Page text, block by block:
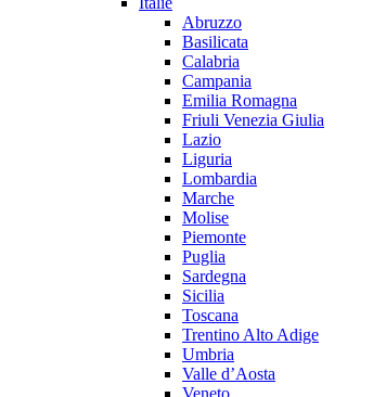
Abruzzo
Basilicata
Calabria
Campania
Emilia Romagna
Friuli Venezia Giulia
Lazio
Liguria
Lombardia
Marche
Molise
Piemonte
Puglia
Sardegna
Sicilia
Toscana
Trentino Alto Adige
Umbria
Valle d’Aosta
Veneto